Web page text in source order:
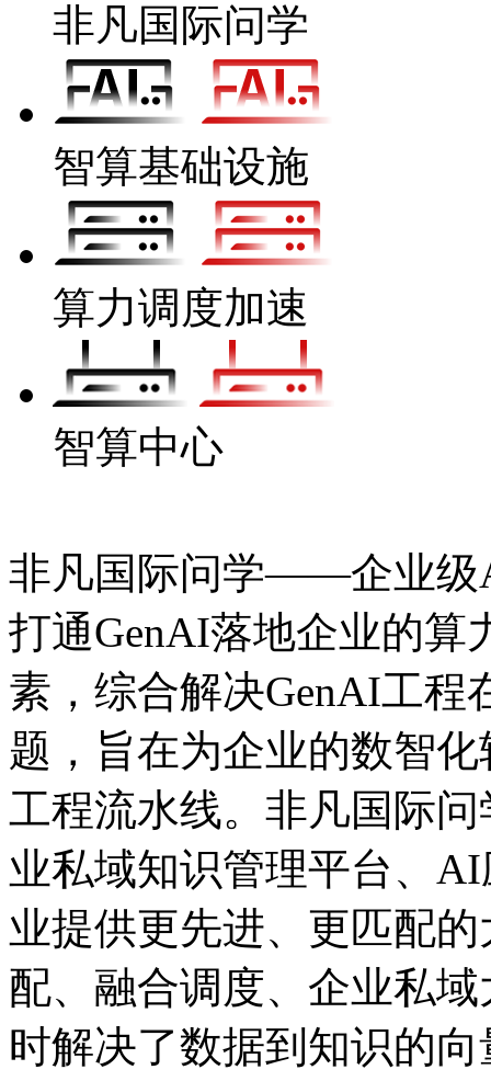
非凡国际问学
智算基础设施
算力调度加速
智算中心
非凡国际问学——企业级
打通GenAI落地企业的算力
素，综合解决GenAI工程在
题，旨在为企业的数
工程流水线。非凡国际问
业私域知识管理平台、
业提供更先进、更匹配
配、融合调度、企业
时解决了数据到知识的